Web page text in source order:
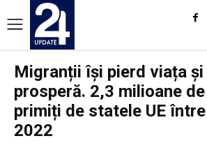
Migranții își pierd viața
prosperă. 2,3 milioane
primiți de statele UE
2022